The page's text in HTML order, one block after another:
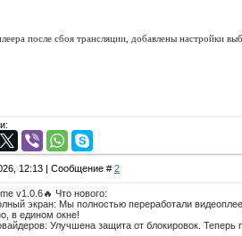
после сбоя трансляции, добавлены настройки
12:13 | Сообщение # 2
v1.0.6🔥 Что нового:
экран: Мы полностью переработали
в едином окне!
Улучшена защита от блокировок.